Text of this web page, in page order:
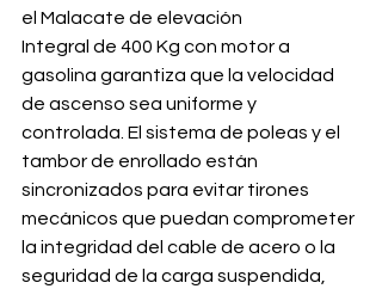
el Malacate de elevación
Integral de 400 Kg con motor a
gasolina garantiza que la velocidad
de ascenso sea uniforme y
controlada. El sistema de poleas y el
tambor de enrollado están
sincronizados para evitar tirones
mecánicos que puedan comprometer
la integridad del cable de acero o la
seguridad de la carga suspendida,